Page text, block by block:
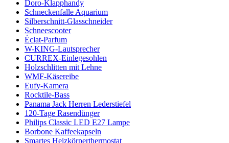
Doro-Klapphandy
Schneckenfalle Aquarium
Silberschnitt-Glasschneider
Schneescooter
Éclat-Parfum
W-KING-Lautsprecher
CURREX-Einlegesohlen
Holzschlitten mit Lehne
WMF-Käsereibe
Eufy-Kamera
Rocktile-Bass
Panama Jack Herren Lederstiefel
120-Tage Rasendünger
Philips Classic LED E27 Lampe
Borbone Kaffeekapseln
Smartes Heizkörperthermostat